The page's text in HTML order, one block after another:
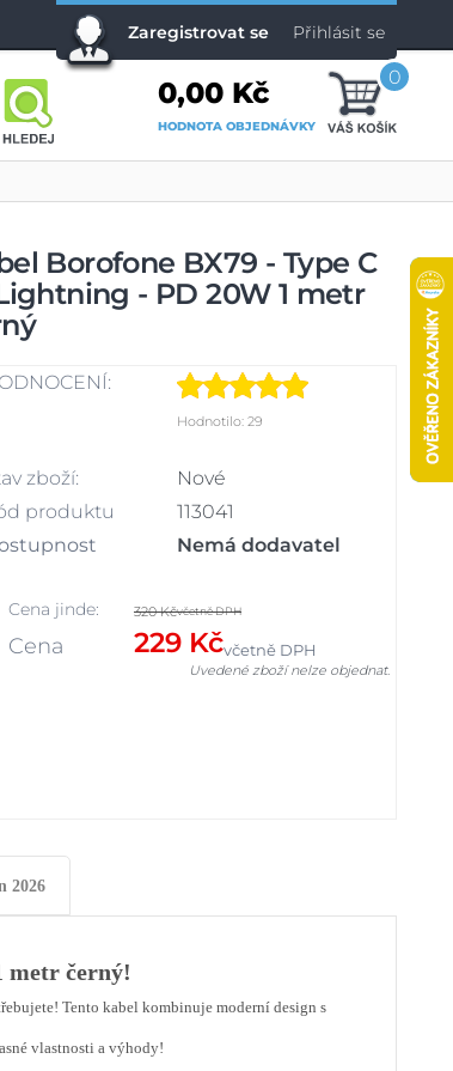
Zaregistrovat se Přihlásit se
0,00 Kč
HODNOTA OBJEDNÁVKY
0
Borofone BX79 - Type C
- PD 20W 1 metr
Hodnotilo: 29
zboží:
Nové
produktu
113041
Nemá dodavatel
Cena jinde: 320 Kčvčetně DPH
Cena 229 Kčvčetně DPH
Uvedené zboží nelze objednat.
2026
metr černý!
Tento kabel kombinuje moderní design s
vlastnosti a výhody!